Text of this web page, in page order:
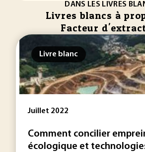
DANS LES LIVRES
Livres blancs à
Facteur
Livre blanc
Juillet 2022
Comment concilier
écologique et